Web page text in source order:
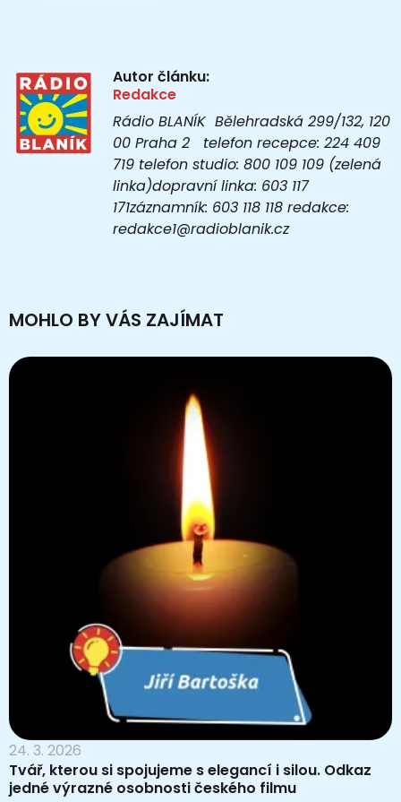
Autor článku:
Redakce
Rádio BLANÍK Bělehradská 299/132, 120
00 Praha 2 telefon recepce: 224 409
719 telefon studio: 800 109 109 (zelená
linka)dopravní linka: 603 117
171záznamník: 603 118 118 redakce:
redakce1@radioblanik.cz
MOHLO BY VÁS ZAJÍMAT
24. 3. 2026
Tvář, kterou si spojujeme s elegancí i silou. Odkaz
jedné výrazné osobnosti českého filmu